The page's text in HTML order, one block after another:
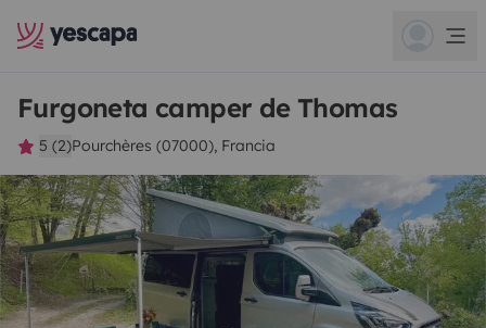
Furgoneta camper de Thomas
5 (2)Pourchères (07000), Francia